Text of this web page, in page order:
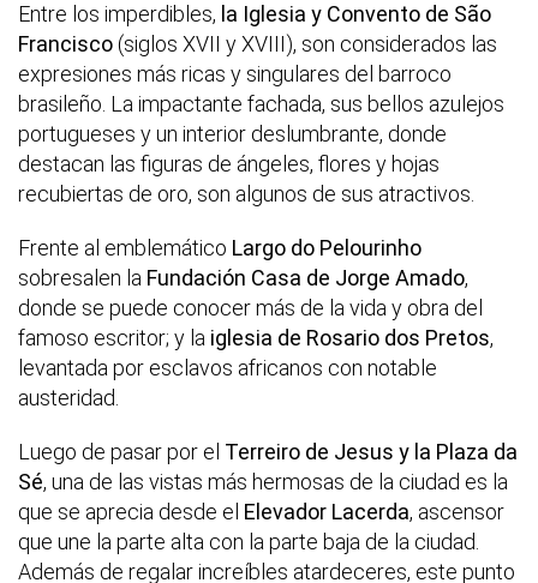
Entre los imperdibles, la Iglesia y Convento de São
Francisco (siglos XVII y XVIII), son considerados las
expresiones más ricas y singulares del barroco
brasileño. La impactante fachada, sus bellos azulejos
portugueses y un interior deslumbrante, donde
destacan las figuras de ángeles, flores y hojas
recubiertas de oro, son algunos de sus atractivos.
Frente al emblemático Largo do Pelourinho
sobresalen la Fundación Casa de Jorge Amado,
donde se puede conocer más de la vida y obra del
famoso escritor; y la iglesia de Rosario dos Pretos,
levantada por esclavos africanos con notable
austeridad.
Luego de pasar por el Terreiro de Jesus y la Plaza da
Sé, una de las vistas más hermosas de la ciudad es la
que se aprecia desde el Elevador Lacerda, ascensor
que une la parte alta con la parte baja de la ciudad.
Además de regalar increíbles atardeceres, este punto